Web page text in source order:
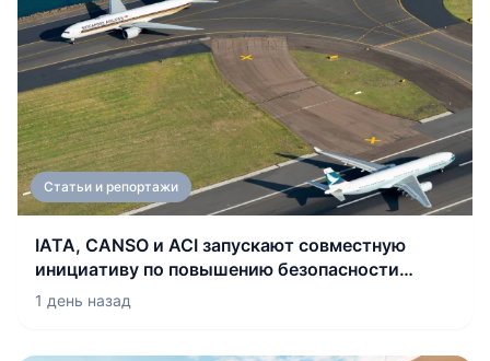
Статьи и репортажи
IATA, CANSO и ACI запускают совместную
инициативу по повышению безопасности
взлетно-посадочных полос
1 день назад